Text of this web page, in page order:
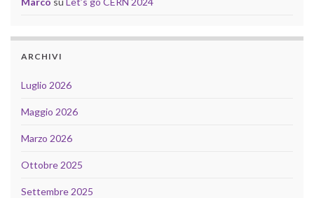
ARCHIVI
Luglio 2026
Maggio 2026
Marzo 2026
Ottobre 2025
Settembre 2025